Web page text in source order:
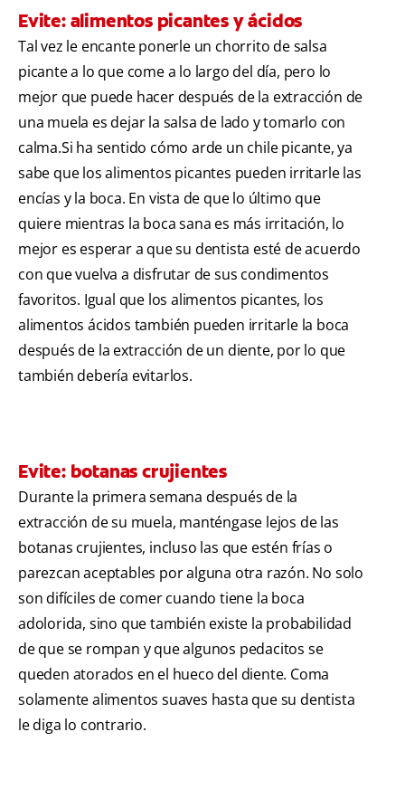
Evite: alimentos picantes y ácidos
Tal vez le encante ponerle un chorrito de salsa
picante a lo que come a lo largo del día, pero lo
mejor que puede hacer después de la extracción de
una muela es dejar la salsa de lado y tomarlo con
calma.Si ha sentido cómo arde un chile picante, ya
sabe que los alimentos picantes pueden irritarle las
encías y la boca. En vista de que lo último que
quiere mientras la boca sana es más irritación, lo
mejor es esperar a que su dentista esté de acuerdo
con que vuelva a disfrutar de sus condimentos
favoritos. Igual que los alimentos picantes, los
alimentos ácidos también pueden irritarle la boca
después de la extracción de un diente, por lo que
también debería evitarlos.
Evite: botanas crujientes
Durante la primera semana después de la
extracción de su muela, manténgase lejos de las
botanas crujientes, incluso las que estén frías o
parezcan aceptables por alguna otra razón. No solo
son difíciles de comer cuando tiene la boca
adolorida, sino que también existe la probabilidad
de que se rompan y que algunos pedacitos se
queden atorados en el hueco del diente. Coma
solamente alimentos suaves hasta que su dentista
le diga lo contrario.